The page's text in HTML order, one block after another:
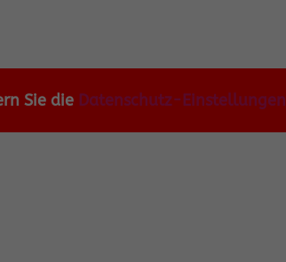
Sie die Datenschutz-Einstellungen